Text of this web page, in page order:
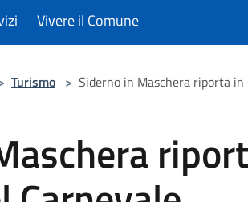
Vivere il Comune
Turismo > Siderno in Maschera riporta